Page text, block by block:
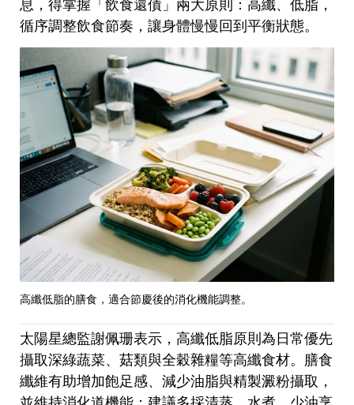
息，得掌握「飲食還債」兩大原則：高纖、低脂，
循序調整飲食節奏，讓身體慢慢回到平衡狀態。
高纖低脂的膳食，適合節慶後的消化機能調整。
太陽星總監謝佩珊表示，高纖低脂原則為日常優先
攝取深綠蔬菜、菇類與全穀雜糧等高纖食材。膳食
纖維有助增加飽足感、減少油脂與精製澱粉攝取，